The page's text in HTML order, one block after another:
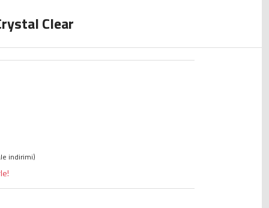
Clear
indirimi)